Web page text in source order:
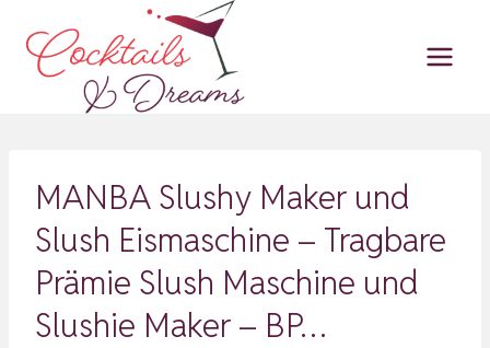
Inhalt
springen
MANBA Slushy Maker und
Slush Eismaschine – Tragbare
Prämie Slush Maschine und
Slushie Maker – BP…